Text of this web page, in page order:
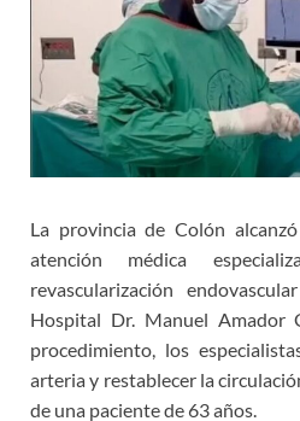
La provincia de Colón
atención médica
revascularización
Hospital Dr. Manuel Amador
procedimiento, los
arteria y restablecer la
de una paciente de 63 años.